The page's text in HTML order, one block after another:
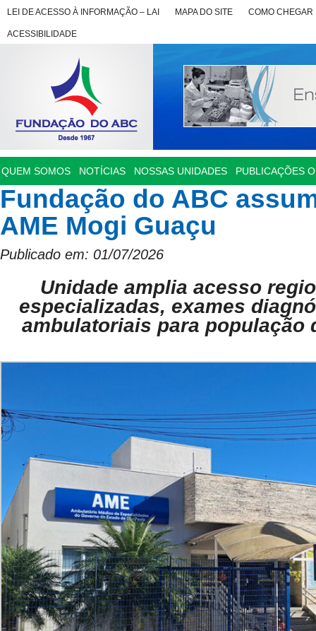
LEI DE ACESSO À INFORMAÇÃO – LAI MAPA DO SITE COMO CHEGAR
ACESSIBILIDADE
QUEM SOMOS NOTÍCIAS NOSSAS UNIDADES PUBLICAÇÕES
Fundação do ABC
AME Mogi Guaçu
Publicado em: 01/07/2026
Unidade amplia acesso
especializadas, exames
ambulatoriais para população